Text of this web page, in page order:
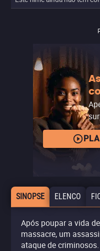
SINOPSE ELENCO
Após poupar a vida
massacre, um
ataque de criminosos.